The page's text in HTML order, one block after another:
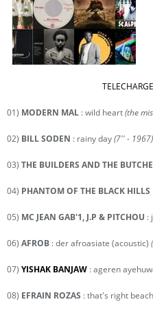
01) MODERN MAL : wild heart(the
02) BILL SODEN : rainy day(7'' - 1967)
03) THE BUILDERS AND THE
04) PHANTOM OF THE BLACK HILLS
05) MC JEAN GAB'1, J.P & PITCHOU :
06) AFROB : der afroasiate (acoustic)
07) YISHAK BANJAW : ageren
08) EFRAIN ROZAS : that's right beach